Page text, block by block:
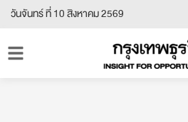
วันจันทร์ ที่ 10 สิงหาคม 2569